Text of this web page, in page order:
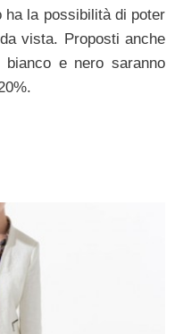
ha la possibilità di poter
vista. Proposti anche
e nero saranno